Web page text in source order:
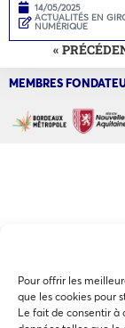
Pour offrir les
que les cookies pour
Le fait de consentir à
14/05/2025
ACTUALITÉS EN
NUMÉRIQUE
«
MEMBRES